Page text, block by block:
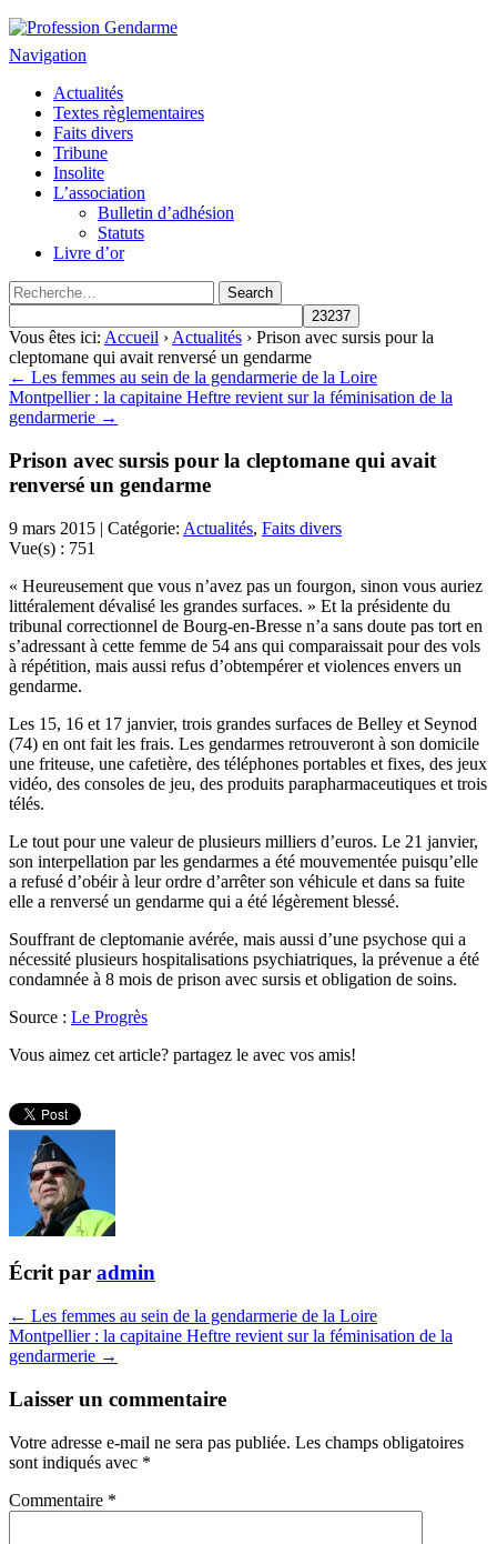
Profession Gendarme
Le journal des gendarmes
Navigation
Actualités
Textes règlementaires
Faits divers
Tribune
Insolite
L’association
Bulletin d’adhésion
Statuts
Livre d’or
Vous êtes ici: Accueil › Actualités › Prison avec sursis pour la
cleptomane qui avait renversé un gendarme
← Les femmes au sein de la gendarmerie de la Loire
Montpellier : la capitaine Heftre revient sur la féminisation de la
gendarmerie →
Prison avec sursis pour la cleptomane qui avait
renversé un gendarme
9 mars 2015 | Catégorie: Actualités, Faits divers
Vue(s) : 751
« Heureusement que vous n’avez pas un fourgon, sinon vous auriez
littéralement dévalisé les grandes surfaces. » Et la présidente du
tribunal correctionnel de Bourg-en-Bresse n’a sans doute pas tort en
s’adressant à cette femme de 54 ans qui comparaissait pour des vols
à répétition, mais aussi refus d’obtempérer et violences envers un
gendarme.
Les 15, 16 et 17 janvier, trois grandes surfaces de Belley et Seynod
(74) en ont fait les frais. Les gendarmes retrouveront à son domicile
une friteuse, une cafetière, des téléphones portables et fixes, des jeux
vidéo, des consoles de jeu, des produits parapharmaceutiques et trois
télés.
Le tout pour une valeur de plusieurs milliers d’euros. Le 21 janvier,
son interpellation par les gendarmes a été mouvementée puisqu’elle
a refusé d’obéir à leur ordre d’arrêter son véhicule et dans sa fuite
elle a renversé un gendarme qui a été légèrement blessé.
Souffrant de cleptomanie avérée, mais aussi d’une psychose qui a
nécessité plusieurs hospitalisations psychiatriques, la prévenue a été
condamnée à 8 mois de prison avec sursis et obligation de soins.
Source : Le Progrès
Vous aimez cet article? partagez le avec vos amis!
Écrit par admin
← Les femmes au sein de la gendarmerie de la Loire
Montpellier : la capitaine Heftre revient sur la féminisation de la
gendarmerie →
Laisser un commentaire
Votre adresse e-mail ne sera pas publiée. Les champs obligatoires
sont indiqués avec *
Commentaire *